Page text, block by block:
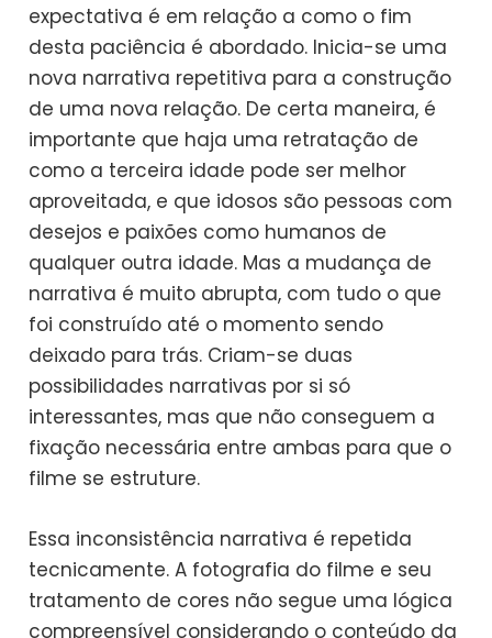
expectativa é em relação a como o fim
desta paciência é abordado. Inicia-se uma
nova narrativa repetitiva para a construção
de uma nova relação. De certa maneira, é
importante que haja uma retratação de
como a terceira idade pode ser melhor
aproveitada, e que idosos são pessoas com
desejos e paixões como humanos de
qualquer outra idade. Mas a mudança de
narrativa é muito abrupta, com tudo o que
foi construído até o momento sendo
deixado para trás. Criam-se duas
possibilidades narrativas por si só
interessantes, mas que não conseguem a
fixação necessária entre ambas para que o
filme se estruture.
Essa inconsistência narrativa é repetida
tecnicamente. A fotografia do filme e seu
tratamento de cores não segue uma lógica
compreensível considerando o conteúdo da